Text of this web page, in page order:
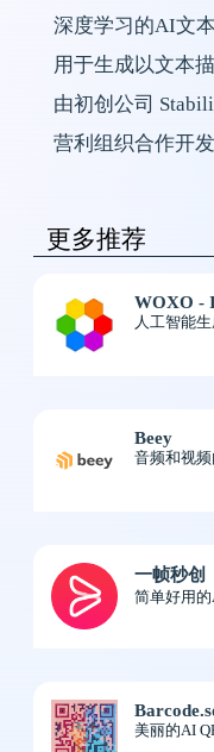
深度学习的AI文
用于生成以文本
由初创公司
营利组织合作开发
更多推荐
WOXO -
人工智能
Beey
音频和视
一帧秒创
简单好用
美丽的AI